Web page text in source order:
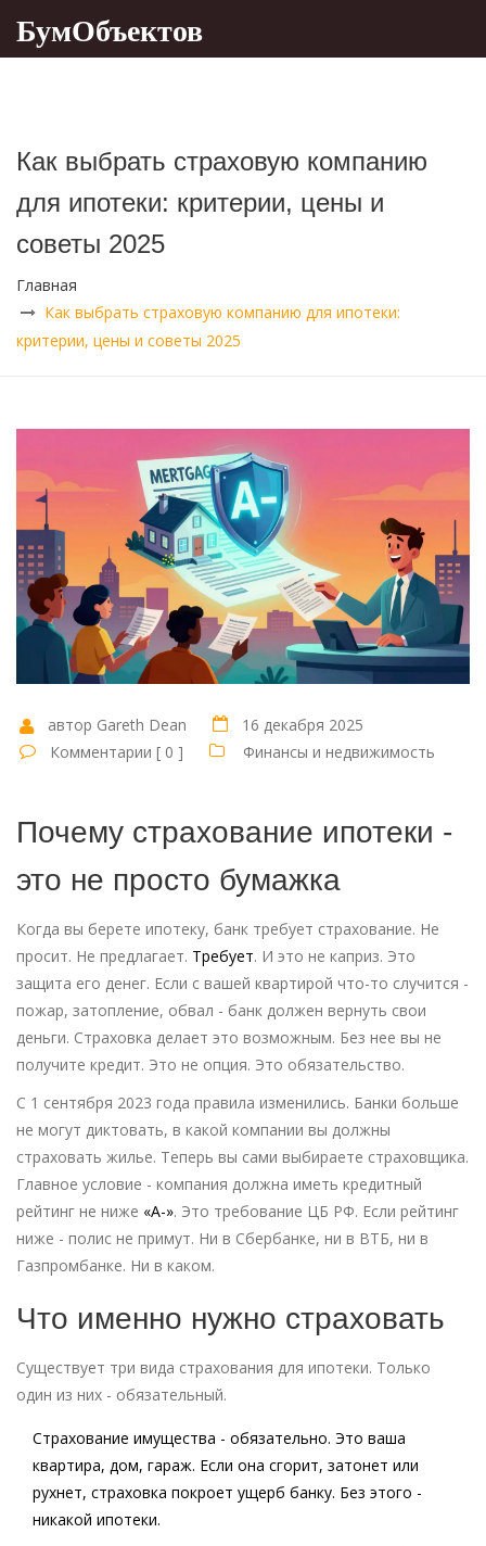
БумОбъектов
Как выбрать страховую компанию
для ипотеки: критерии, цены и
советы 2025
Главная
Как выбрать страховую компанию для ипотеки:
критерии, цены и советы 2025
автор Gareth Dean
16 декабря 2025
Комментарии [ 0 ]
Финансы и недвижимость
Почему страхование ипотеки -
это не просто бумажка
Когда вы берете ипотеку, банк требует страхование. Не
просит. Не предлагает. Требует. И это не каприз. Это
защита его денег. Если с вашей квартирой что-то случится -
пожар, затопление, обвал - банк должен вернуть свои
деньги. Страховка делает это возможным. Без нее вы не
получите кредит. Это не опция. Это обязательство.
С 1 сентября 2023 года правила изменились. Банки больше
не могут диктовать, в какой компании вы должны
страховать жилье. Теперь вы сами выбираете страховщика.
Главное условие - компания должна иметь кредитный
рейтинг не ниже «А-». Это требование ЦБ РФ. Если рейтинг
ниже - полис не примут. Ни в Сбербанке, ни в ВТБ, ни в
Газпромбанке. Ни в каком.
Что именно нужно страховать
Существует три вида страхования для ипотеки. Только
один из них - обязательный.
Страхование имущества - обязательно. Это ваша
квартира, дом, гараж. Если она сгорит, затонет или
рухнет, страховка покроет ущерб банку. Без этого -
никакой ипотеки.